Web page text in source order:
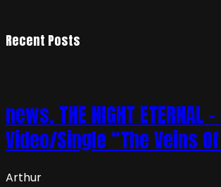
Recent Posts
news. THE NIGHT ETERNAL
Video/Single “The Veins
Arthur